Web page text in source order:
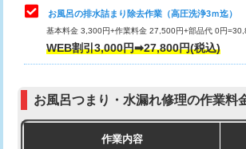
その他部品の脱着
交換・取付（タンク）
交換・取付（普通便座）
交換・取付（温水洗浄便座）
お風呂の排水詰まり除去作業（高圧洗浄3ｍ迄）
基本料金 3,300円+作業料金 27,500円+部品代 0円
WEB割引3,000円➡27,800円(税込)
お風呂つまり・水漏れ修理の作業料
作業内容